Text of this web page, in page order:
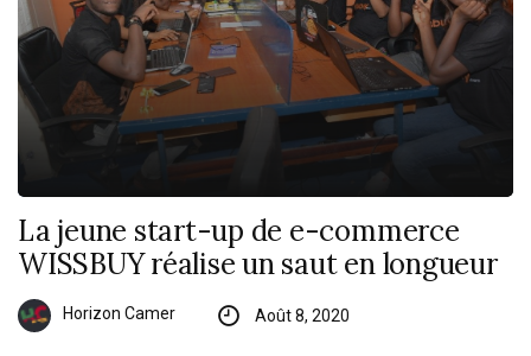
La jeune start-up de e-commerce
WISSBUY réalise un saut en longueur
Horizon Camer Août 8, 2020